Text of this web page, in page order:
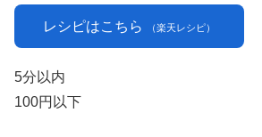
レシピはこちら （楽天レシピ）
5分以内
100円以下